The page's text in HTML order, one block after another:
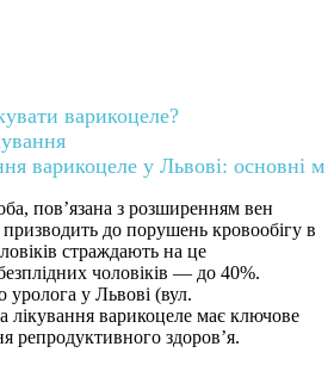
варикоцеле?
варикоцеле у Львові: основні
пов’язана з розширенням вен
до порушень кровообігу в
страждають на це
чоловіків — до 40%.
уролога у Львові (вул.
лікування варикоцеле має ключове
репродуктивного здоров’я.